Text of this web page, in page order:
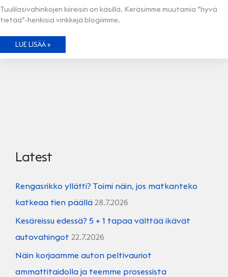
Tuulilasivahinkojen kiireisin on käsillä. Keräsimme muutamia ”hyvä
tietää”-henkisiä vinkkejä blogiimme.
HYVÄ
TUULILASIT
LUE LISÄÄ »
Latest
Rengasrikko yllätti? Toimi näin, jos matkanteko
katkeaa tien päällä 28.7.2026
Kesäreissu edessä? 5 + 1 tapaa välttää ikävät
autovahingot 22.7.2026
Näin korjaamme auton peltivauriot
ammattitaidolla ja teemme prosessista